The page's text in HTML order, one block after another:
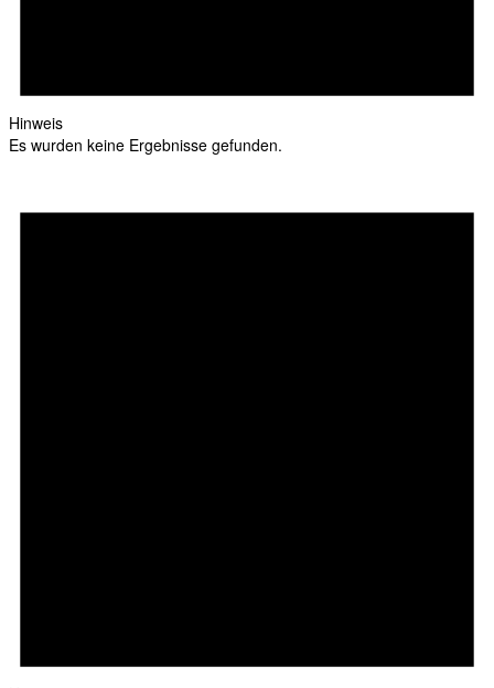
Hinweis
Es wurden keine Ergebnisse gefunden.